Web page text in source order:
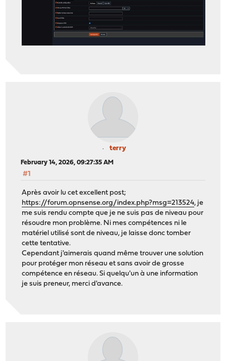
terry
February 14, 2026, 09:27:35 AM
#1
Après avoir lu cet excellent post;
https://forum.opnsense.org/index.php?msg=213524, je
me suis rendu compte que je ne suis pas de niveau pour
résoudre mon problème. Ni mes compétences ni le
matériel utilisé sont de niveau, je laisse donc tomber
cette tentative.
Cependant j'aimerais quand même trouver une solution
pour protéger mon réseau et sans avoir de grosse
compétence en réseau. Si quelqu'un à une information
je suis preneur, merci d'avance.